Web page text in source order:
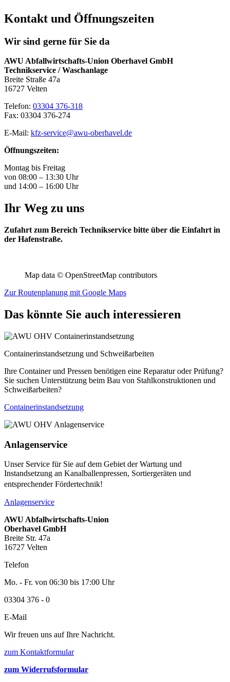
Kontakt und Öffnungszeiten
Wir sind gerne für Sie da
AWU Abfallwirtschafts-Union Oberhavel GmbH
Technikservice / Waschanlage
Breite Straße 47a
16727 Velten
Telefon: 03304 376-318
Fax: 03304 376-274
E-Mail: kfz-service@awu-oberhavel.de
Öffnungszeiten:
Montag bis Freitag
von 08:00 – 13:30 Uhr
und 14:00 – 16:00 Uhr
Ihr Weg zu uns
Zufahrt zum Bereich Technikservice bitte über die Einfahrt in
der Hafenstraße.
Map data © OpenStreetMap contributors
Zur Routenplanung mit Google Maps
Das könnte Sie auch interessieren
Containerinstandsetzung und Schweißarbeiten
Ihre Container und Pressen benötigen eine Reparatur oder Prüfung?
Sie suchen Unterstützung beim Bau von Stahlkonstruktionen und
Schweißarbeiten?
Containerinstandsetzung
Anlagenservice
Unser Service für Sie auf dem Gebiet der Wartung und
Instandsetzung an Kanalballenpressen, Sortiergeräten und
entsprechender Fördertechnik!
Anlagenservice
AWU Abfallwirtschafts-Union
Oberhavel GmbH
Breite Str. 47a
16727 Velten
Telefon
Mo. - Fr. von 06:30 bis 17:00 Uhr
03304 376 - 0
E-Mail
Wir freuen uns auf Ihre Nachricht.
zum Kontaktformular
zum Widerrufsformular